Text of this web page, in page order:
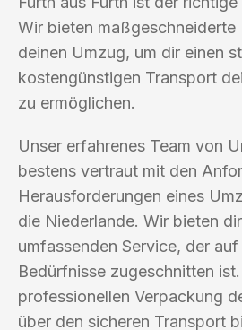
Wir bieten maßgeschneiderte
deinen Umzug, um dir einen
kostengünstigen Transport
zu ermöglichen.
Unser erfahrenes Team von
bestens vertraut mit den
Herausforderungen eines
die Niederlande. Wir bieten
umfassenden Service, der
Bedürfnisse zugeschnitten
professionellen Verpackung
über den sicheren Transport